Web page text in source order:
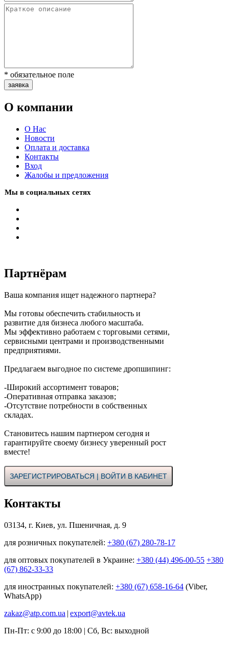
* обязательное поле
заявка
О компании
О Нас
Новости
Оплата и доставка
Контакты
Вход
Жалобы и предложения
Мы в социальных сетях
Партнёрам
Ваша компания ищет надежного партнера?
Мы готовы обеспечить стабильность и
развитие для бизнеса любого масштаба.
Мы эффективно работаем с торговыми сетями,
сервисными центрами и производственными
предприятиями.
Предлагаем выгодное по системе дропшипинг:
-Широкий ассортимент товаров;
-Оперативная отправка заказов;
-Отсутствие потребности в собственных
складах.
Становитесь нашим партнером сегодня и
гарантируйте своему бизнесу уверенный рост
вместе!
ЗАРЕГИСТРИРОВАТЬСЯ | ВОЙТИ В КАБИНЕТ
Контакты
03134, г. Киев, ул. Пшеничная, д. 9
для розничных покупателей: +380 (67) 280-78-17
для оптовых покупателей в Украине: +380 (44) 496-00-55 +380
(67) 862-33-33
для иностранных покупателей: +380 (67) 658-16-64 (Viber,
WhatsApp)
zakaz@atp.com.ua | export@avtek.ua
Пн-Пт: с 9:00 до 18:00 | Сб, Вс: выходной